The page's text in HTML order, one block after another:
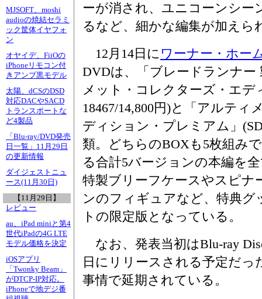
MJSOFT、moshi
audioの焼結セラミ
ック筐体イヤフォ
ン
オヤイデ、FiiOの
iPhoneリモコン付
きアンプ黒モデル
太陽、dCSのDSD
対応DACやSACD
トランスポートな
ど4製品
「Blu-ray/DVD発売
日一覧」11月29日
の更新情報
ダイジェストニュ
ース(11月30日)
【11月29日】
レビュー
au、iPad miniと第4
世代iPadの4G LTE
モデル価格を決定
iOSアプリ
「Twonky Beam」
がDTCP-IP対応。
iPhoneで地デジ番
ーが消され、ユニコーンシー
るなど、細かな編集が加えら
12月14日に ワーナー・ホー
DVDは、「ブレードランナー
メット・コレクターズ・エデ
18467/14,800円)と「アルテ
ディション・プレミアム」
類。どちらのBOXも5枚組み
る合計5バージョンの本編を
特製ブリーフケースやスピナ
ンのフィギュアなど、特典グ
トの限定版となっている。
なお、発表当初はBlu-ray
日にリリースされる予定だっ
事情で延期されている。